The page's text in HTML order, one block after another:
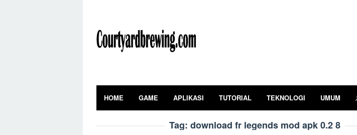
content
HOME GAME APLIKASI TUTORIAL TEKNOLOGI UMUM
Tag: download fr legends mod apk 0.2 8